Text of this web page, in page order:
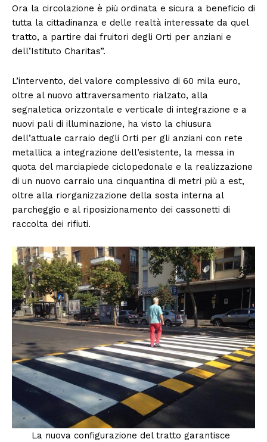
Ora la circolazione è più ordinata e sicura a beneficio di
tutta la cittadinanza e delle realtà interessate da quel
tratto, a partire dai fruitori degli Orti per anziani e
dell’Istituto Charitas”.
L’intervento, del valore complessivo di 60 mila euro,
oltre al nuovo attraversamento rialzato, alla
segnaletica orizzontale e verticale di integrazione e a
nuovi pali di illuminazione, ha visto la chiusura
dell’attuale carraio degli Orti per gli anziani con rete
metallica a integrazione dell’esistente, la messa in
quota del marciapiede ciclopedonale e la realizzazione
di un nuovo carraio una cinquantina di metri più a est,
oltre alla riorganizzazione della sosta interna al
parcheggio e al riposizionamento dei cassonetti di
raccolta dei rifiuti.
La nuova configurazione del tratto garantisce